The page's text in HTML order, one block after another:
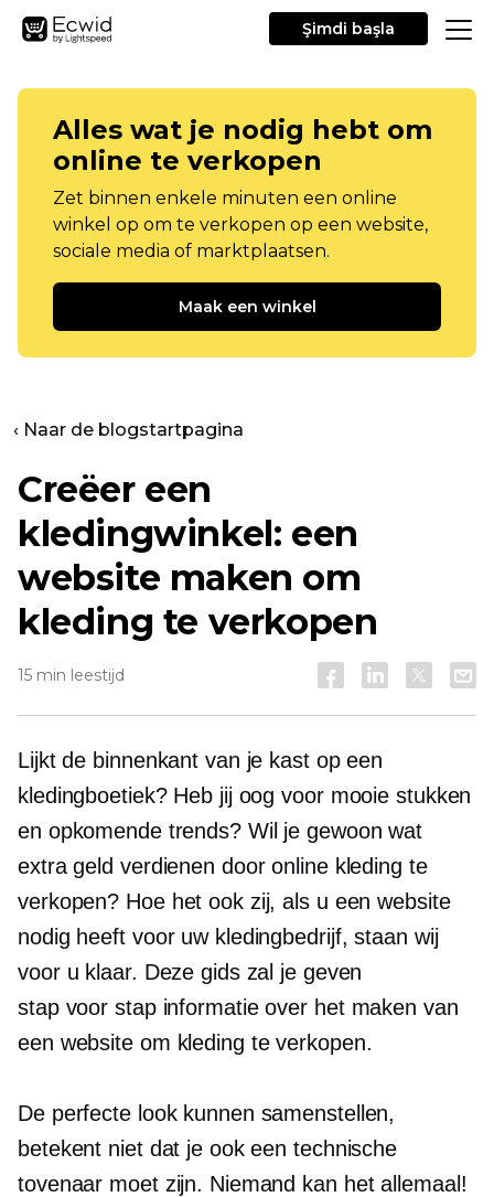
Şimdi başla
Alles wat je nodig hebt om
online te verkopen
Zet binnen enkele minuten een online
winkel op om te verkopen op een website,
sociale media of marktplaatsen.
Maak een winkel
‹ Naar de blogstartpagina
Creëer een
kledingwinkel: een
website maken om
kleding te verkopen
15 min leestijd
Lijkt de binnenkant van je kast op een
kledingboetiek? Heb jij oog voor mooie stukken
en opkomende trends? Wil je gewoon wat
extra geld verdienen door online kleding te
verkopen? Hoe het ook zij, als u een website
nodig heeft voor uw kledingbedrijf, staan ​​wij
voor u klaar. Deze gids zal je geven
stap voor stapinformatie over het maken van
een website om kleding te verkopen.
De perfecte look kunnen samenstellen,
betekent niet dat je ook een technische
tovenaar moet zijn. Niemand kan het allemaal!